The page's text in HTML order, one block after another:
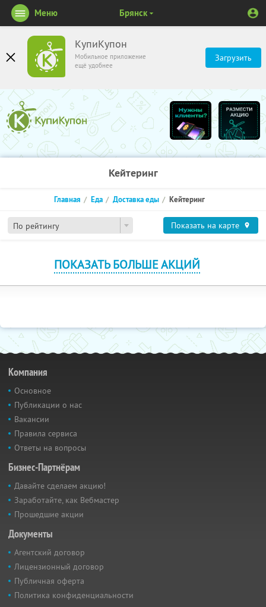
КупиКупон
Мобильное приложение
ещё удобнее
Загрузить
Меню Брянск
Кейтеринг
По рейтингу
Главная Еда Доставка еды Кейтеринг
Показать на карте
ПОКАЗАТЬ БОЛЬШЕ АКЦИЙ
Компания
Основное
Публикации о нас
Вакансии
Правила сервиса
Ответы на вопросы
Бизнес-Партнёрам
Давайте сделаем акцию!
Заработайте, как Вебмастер
Прошедшие акции
Документы
Агентский договор
Лицензионный договор
Публичная оферта
Политика конфиденциальности